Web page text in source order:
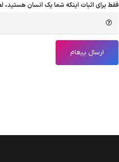
فقط برای اثبات اینکه شما یک انسان هستید،
ارسال پیغام